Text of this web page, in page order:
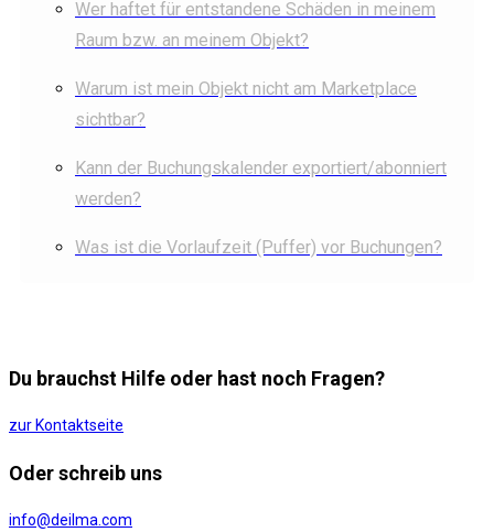
Wer haftet für entstandene Schäden in meinem
Raum bzw. an meinem Objekt?
Warum ist mein Objekt nicht am Marketplace
sichtbar?
Kann der Buchungskalender exportiert/abonniert
werden?
Was ist die Vorlaufzeit (Puffer) vor Buchungen?
Du brauchst Hilfe oder hast noch Fragen?
zur Kontaktseite
Oder schreib uns
info@deilma.com